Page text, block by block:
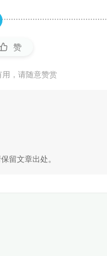
赞
，请随意赞赏
留文章出处。